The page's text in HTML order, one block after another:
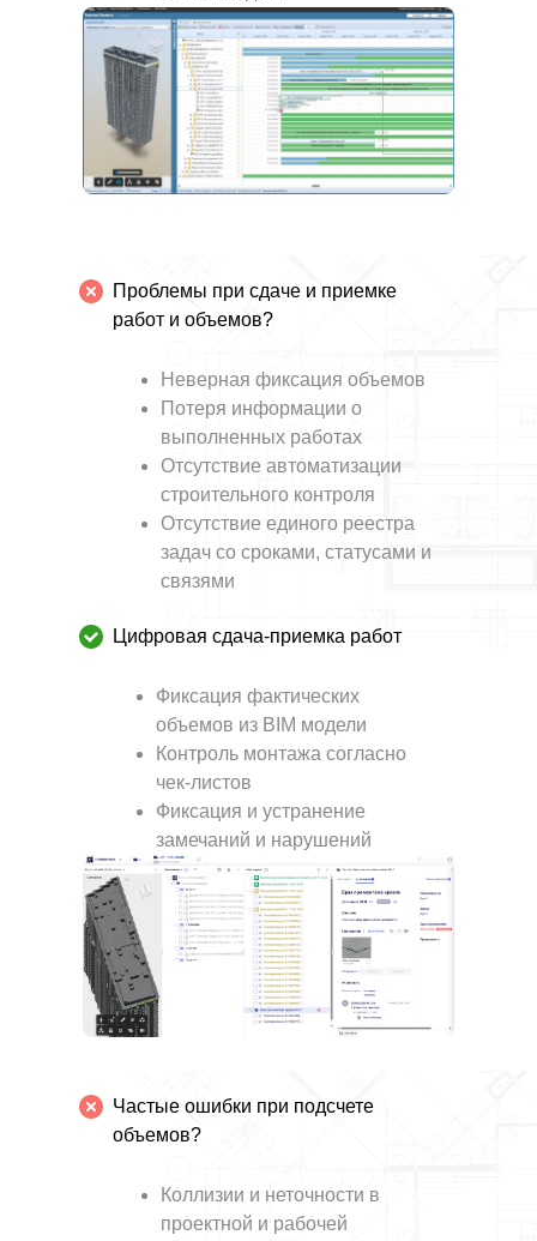
Проблемы при сдаче и приемке
работ и объемов?
Неверная фиксация объемов
Потеря информации о
выполненных работах
Отсутствие автоматизации
строительного контроля
Отсутствие единого реестра
задач со сроками, статусами и
связями
Цифровая сдача-приемка работ
Фиксация фактических
объемов из BIM модели
Контроль монтажа согласно
чек-листов
Фиксация и устранение
замечаний и нарушений
Частые ошибки при подсчете
объемов?
Коллизии и неточности в
проектной и рабочей